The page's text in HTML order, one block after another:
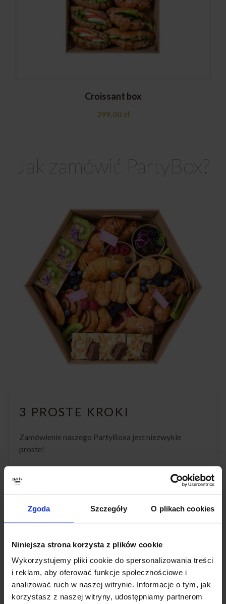
Zgoda Szczegóły O plikach cookies
Niniejsza strona korzysta z plików cookie
Wykorzystujemy pliki cookie do spersonalizowania treści
i reklam, aby oferować funkcje społecznościowe i
analizować ruch w naszej witrynie. Informacje o tym, jak
korzystasz z naszej witryny, udostępniamy partnerom
Croissant box
299,00 zł
Jak zamówić PartyBox?
3 PROSTE KROKI
Zamówienie naszego PartyBoxa jest niezwykle
proste!
interesujący Cię zestaw
2. Określić ilość oraz termin dostawy
Gwarantujemy, że nasz PartyBox uczyni Twoje
wydarzenie wyjątkowym, pełnym smaku i
niezapomnianych chwil.